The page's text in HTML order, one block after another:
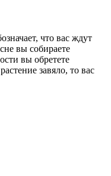
что вас ждут
вы собираете
вы обретете
завяло, то вас